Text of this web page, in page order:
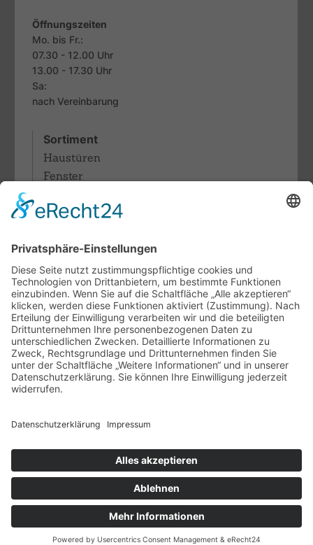
Öffnungszeiten
Mo. bis Fr.:
07.30 - 12.00 Uhr
13.00 - 17.30 Uhr
Sa:
nach Vereinbarung
Sortiment
Haustüren
Fenster
Rollläden
Lamellendächer
Pergolamarkisen
Fachthemen
Indoor-Living meets Outdoor-Living
Terrassendächer von Brustor
Klappläden- / Fensterläden aus
Aluminium
Unternehmen
Ausstellung
Startseite Impressum Datenschutzerklärung